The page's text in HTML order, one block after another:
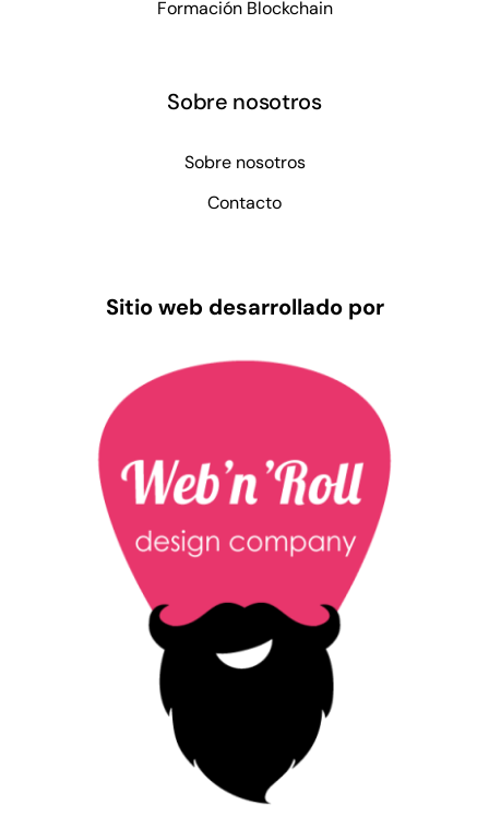
Formación Blockchain
Sobre nosotros
Sobre nosotros
Contacto
Sitio web desarrollado por